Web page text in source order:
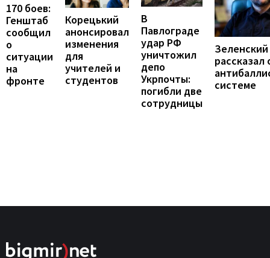
170 боев:
Генштаб
сообщил
о
ситуации
на
фронте
Корецький
анонсировал
изменения
для
учителей и
студентов
В
Павлограде
удар РФ
уничтожил
депо
Укрпочты:
погибли две
сотрудницы
Зеленский
рассказал
системе